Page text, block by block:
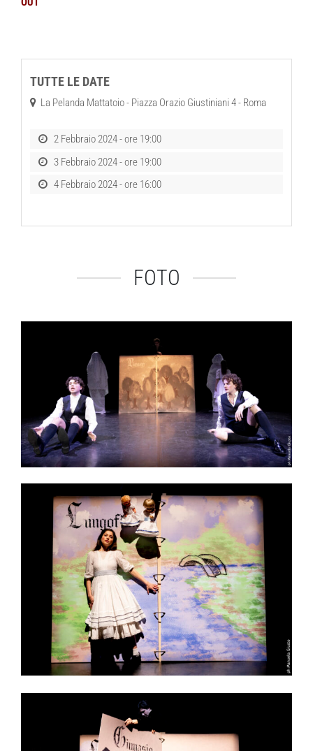
TUTTE LE DATE
La Pelanda Mattatoio - Piazza Orazio Giustiniani 4 - Roma
2 Febbraio 2024 - ore 19:00
3 Febbraio 2024 - ore 19:00
4 Febbraio 2024 - ore 16:00
FOTO